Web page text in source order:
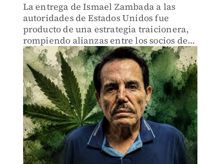
La entrega de Ismael Zambada a las
autoridades de Estados Unidos fue
producto de una estrategia traicionera,
rompiendo alianzas entre los socios del
crimen del Cártel de Sinaloa.